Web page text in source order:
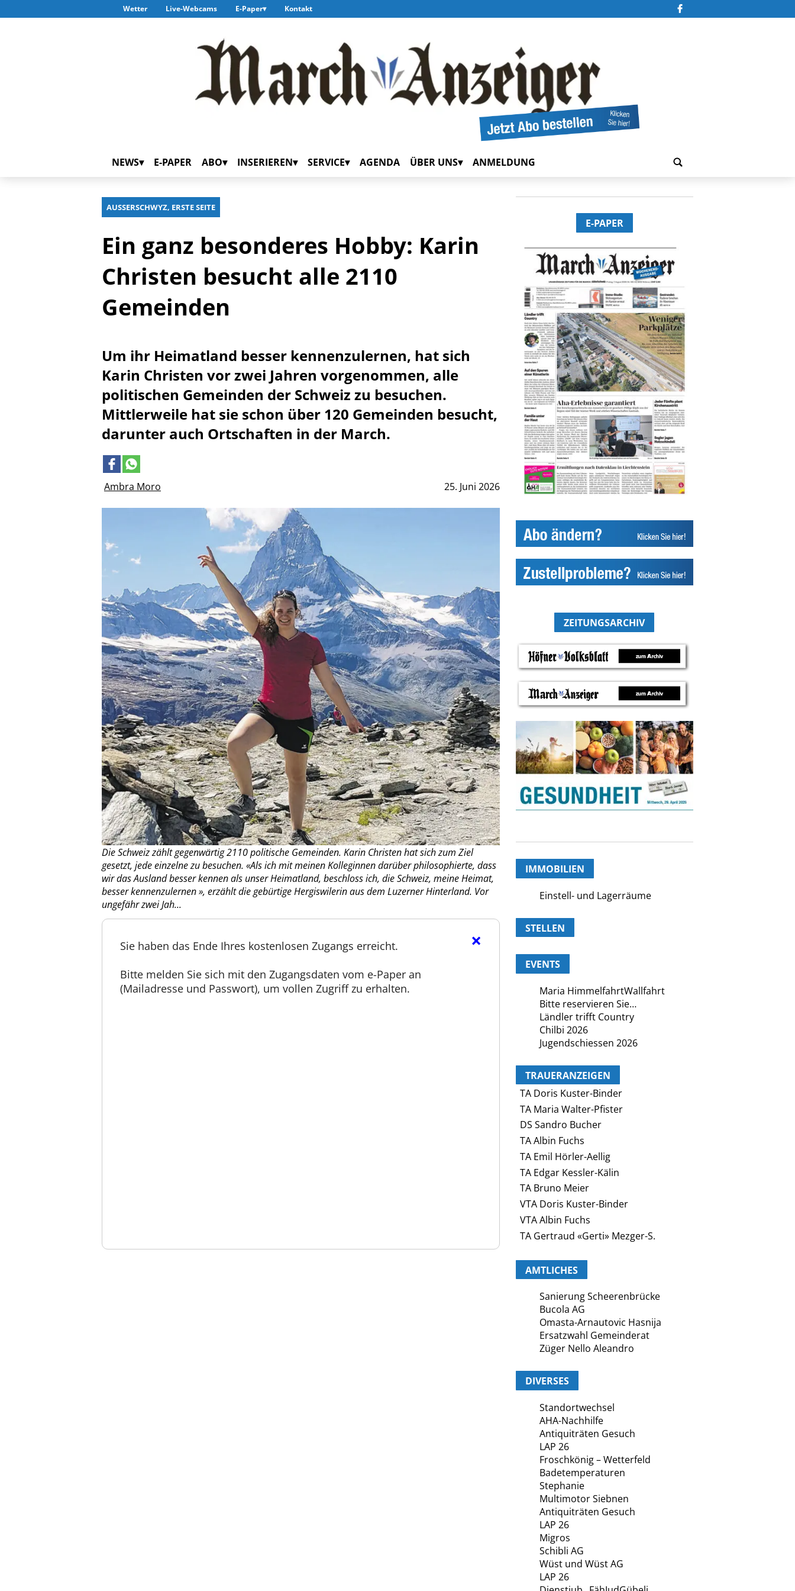
Wetter Live-Webcams E-Paper Kontakt
NEWS E-PAPER ABO INSERIEREN SERVICE AGENDA ÜBER UNS ANMELDUNG
AUSSERSCHWYZ, ERSTE SEITE
Ambra Moro 25. Juni 2026
Ein ganz besonderes Hobby: Karin
Christen besucht alle 2110
Gemeinden
Um ihr Heimatland besser kennenzulernen, hat sich
Karin Christen vor zwei Jahren vorgenommen, alle
politischen Gemeinden der Schweiz zu besuchen.
Mittlerweile hat sie schon über 120 Gemeinden besucht,
darunter auch Ortschaften in der March.
Die Schweiz zählt gegenwärtig 2110 politische Gemeinden. Karin Christen hat sich zum Ziel
gesetzt, jede einzelne zu besuchen. «Als ich mit meinen Kolleginnen darüber philosophierte, dass
wir das Ausland besser kennen als unser Heimatland, beschloss ich, die Schweiz, meine Heimat,
besser kennenzulernen », erzählt die gebürtige Hergiswilerin aus dem Luzerner Hinterland. Vor
ungefähr zwei Jah...
×
Sie haben das Ende Ihres kostenlosen Zugangs erreicht.
Bitte melden Sie sich mit den Zugangsdaten vom e-Paper an
(Mailadresse und Passwort), um vollen Zugriff zu erhalten.
E-PAPER
ZEITUNGSARCHIV
IMMOBILIEN
Einstell- und Lagerräume
STELLEN
EVENTS
Maria HimmelfahrtWallfahrt
Bitte reservieren Sie…
Ländler trifft Country
Chilbi 2026
Jugendschiessen 2026
TRAUERANZEIGEN
TA Doris Kuster-Binder
TA Maria Walter-Pfister
DS Sandro Bucher
TA Albin Fuchs
TA Emil Hörler-Aellig
TA Edgar Kessler-Kälin
TA Bruno Meier
VTA Doris Kuster-Binder
VTA Albin Fuchs
TA Gertraud «Gerti» Mezger-S.
AMTLICHES
Sanierung Scheerenbrücke
Bucola AG
Omasta-Arnautovic Hasnija
Ersatzwahl Gemeinderat
Züger Nello Aleandro
DIVERSES
Standortwechsel
AHA-Nachhilfe
Antiquiträten Gesuch
LAP 26
Froschkönig – Wetterfeld
Badetemperaturen
Stephanie
Multimotor Siebnen
Antiquiträten Gesuch
LAP 26
Migros
Schibli AG
Wüst und Wüst AG
LAP 26